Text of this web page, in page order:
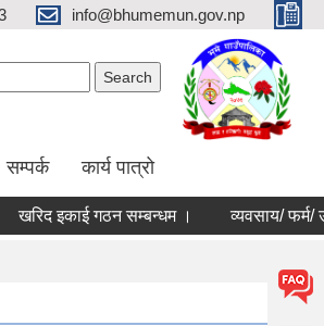
info@bhumemun.gov.np
सम्पर्क कार्य पात्रो
इकाई गठन सम्बन्धम । व्यवसाय/ फर्म/